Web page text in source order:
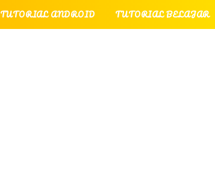
TUTORIAL ANDROID TUTORIAL BELAJAR